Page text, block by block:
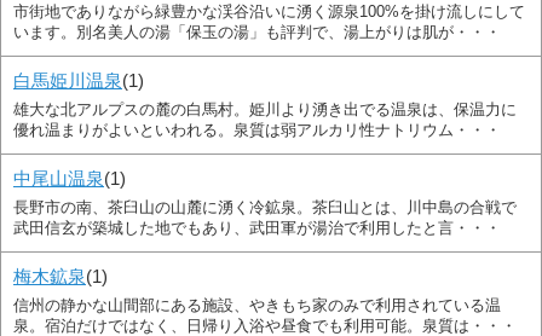
市街地でありながら緑豊かな渓谷沿いに湧く源泉100%を掛け流しにして
います。別名美人の湯「保玉の湯」も評判で、湯上がりは肌が・・・
白馬姫川温泉(1)
雄大な北アルプスの麓の白馬村。姫川より湧き出でる温泉は、保温力に
優れ温まりがよいといわれる。泉質は弱アルカリ性ナトリウム・・・
中尾山温泉(1)
長野市の南、茶臼山の山麓に湧く冷鉱泉。茶臼山とは、川中島の合戦で
武田信玄が築城した地でもあり、武田軍が湯治で利用したと言・・・
梅木鉱泉(1)
信州の静かな山間部にある施設、やきもち家のみで利用されている温
泉。宿泊だけではなく、日帰り入浴や昼食でも利用可能。泉質は・・・